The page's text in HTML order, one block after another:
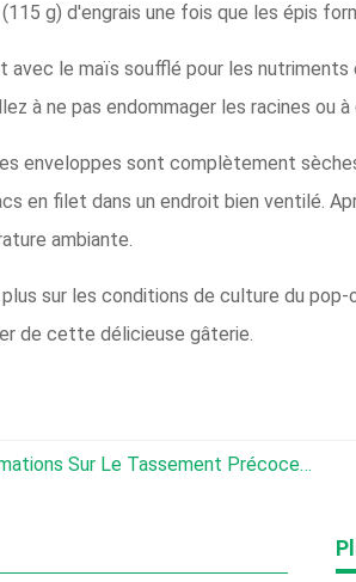
g) d'engrais une fois que les épis
avec le maïs soufflé pour les
à ne pas endommager les racines ou
enveloppes sont complètement
en filet dans un endroit bien ventilé.
ambiante.
sur les conditions de culture du
de cette délicieuse gâterie.
Problèmes Avec Le Maïs :informations Sur Le Tassement Précoce Du Maïs